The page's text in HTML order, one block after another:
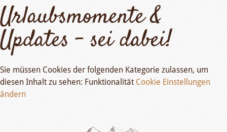
Urlaubsmomente &
Updates – sei dabei!
Sie müssen Cookies der folgenden Kategorie zulassen, um
diesen Inhalt zu sehen: Funktionalität Cookie Einstellungen
ändern